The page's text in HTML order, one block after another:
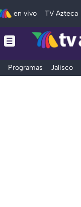
en vivo TV Azteca
Programas Jalisco